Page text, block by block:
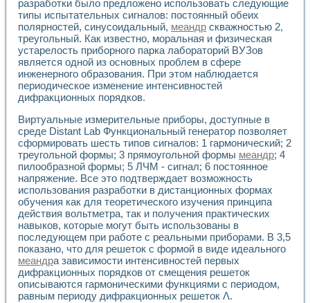
Применение LabVIEW для исследования течения в
Создание виртуальной работы «Изучение магнитных
Обратный маятник
Устройство для изучения основ интерфейсов обмена по
Лабораторный практикум: изучение адиабатического
Стенд для исследования электрических переходных
Система статистической обработки результатов
Автоматизация лазерно-плазменных измерений с
Использование технологий NATIONAL INSTRUMENTS
Учебный практикум "Спектральный и корреляционный
Учебный стенд для исследования принципа действия
Оборудование и программное обеспечение учебных
Виртуальный лабораторный практикум для изучения
Управление роботом ТУР-10 средствами LabVIEW
Аппаратно-программный комплекс для исследования
Автоматизированный дистанционный лабораторный
Исследование возможности реставрации одномерных
Использование технологий NATIONAL INSTRUMENTS в
Разработка модификаций алгоритма полигармонической
Учебный стенд для исследования принципа действия
Виртуальная система поддержки принимаемых решений в
Преемственность дисциплин «Моделирование систем» и
разработки было предложено использовать следующие
типы испытательных сигналов: постоянный обеих
полярностей, синусоидальный, меандр скважностью 2,
треугольный. Как известно, моральная и физическая
устарелость приборного парка лабораторий ВУЗов
является одной из основных проблем в сфере
инженерного образования. При этом наблюдается
периодическое изменение интенсивностей
дифракционных порядков.
Виртуальные измерительные приборы, доступные в
среде Distant Lab Функциональный генератор позволяет
сформировать шесть типов сигналов: 1 гармонический; 2
треугольной формы; 3 прямоугольной формы меандр; 4
пилообразной формы; 5 ЛЧМ - сигнал; 6 постоянное
напряжение. Все это подтверждает возможность
использования разработки в дистанционных формах
обучения как для теоретического изучения принципа
действия вольтметра, так и получения практических
навыков, которые могут быть использованы в
последующем при работе с реальными приборами. В 3,5
показано, что для решеток с формой в виде идеального
меандра зависимости интенсивностей первых
дифракционных порядков от смещения решеток
описываются гармоническими функциями с периодом,
равным периоду дифракционных решеток Λ.